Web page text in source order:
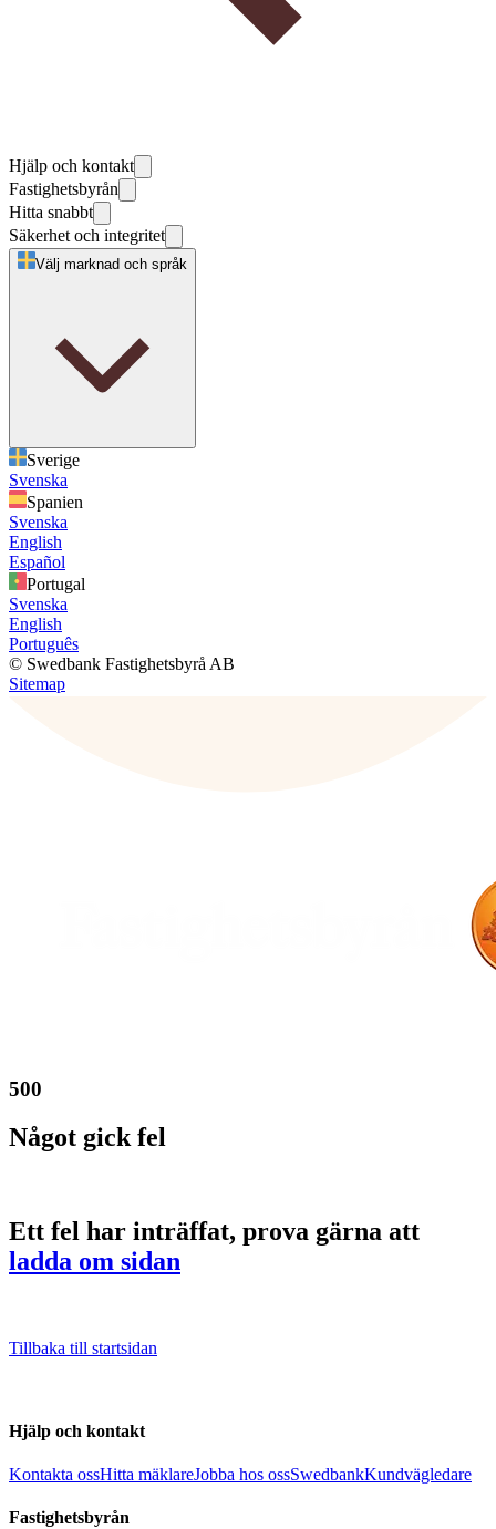
Hjälp och kontakt
Fastighetsbyrån
Hitta snabbt
Säkerhet och integritet
Välj marknad och språk
Sverige
Svenska
Spanien
Svenska
English
Español
Portugal
Svenska
English
Português
© Swedbank Fastighetsbyrå AB
Sitemap
500
Något gick fel
Ett fel har inträffat, prova gärna att
ladda om sidan
Tillbaka till startsidan
Hjälp och kontakt
Kontakta ossHitta mäklareJobba hos ossSwedbankKundvägledare
Fastighetsbyrån